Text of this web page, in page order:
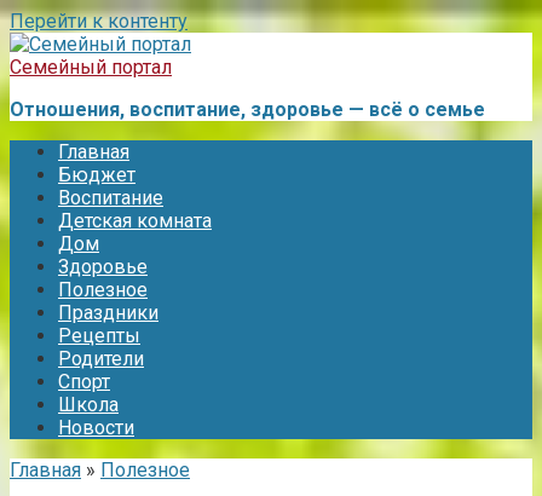
Перейти к контенту
Семейный портал
Отношения, воспитание, здоровье — всё о семье
Главная
Бюджет
Воспитание
Детская комната
Дом
Здоровье
Полезное
Праздники
Рецепты
Родители
Спорт
Школа
Новости
Главная » Полезное